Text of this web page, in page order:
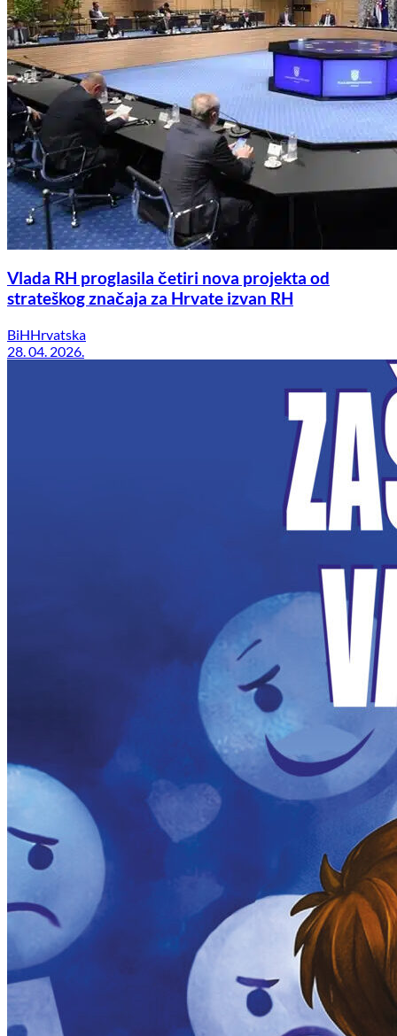
Vlada RH proglasila četiri nova projekta od
strateškog značaja za Hrvate izvan RH
BiHHrvatska
28. 04. 2026.